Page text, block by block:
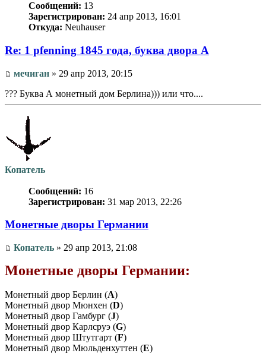
Сообщений: 13
Зарегистрирован: 24 апр 2013, 16:01
Откуда: Neuhauser
Re: 1 pfenning 1845 года, буква двора A
мечиган » 29 апр 2013, 20:15
??? Буква А монетный дом Берлина))) или что....
Копатель
Сообщений: 16
Зарегистрирован: 31 мар 2013, 22:26
Монетные дворы Германии
Копатель » 29 апр 2013, 21:08
Монетные дворы Германии:
Монетный двор Берлин (A)
Монетный двор Мюнхен (D)
Монетный двор Гамбург (J)
Монетный двор Карлсруэ (G)
Монетный двор Штутгарт (F)
Монетный двор Мюльденхуттен (Е)